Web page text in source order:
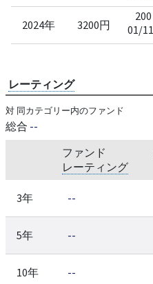
2024年 3200円
200
01/11
レーティング
対 同カテゴリー内のファンド
総合 --
ファンド
レーティング
3年 --
5年 --
10年 --